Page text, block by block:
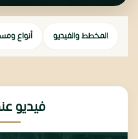
المخطط والفيديو أنواع
فيديو